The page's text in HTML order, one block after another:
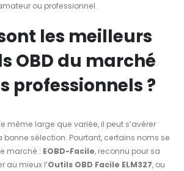
ou professionnel.
les meilleurs
OBD du marché
professionnels ?
même large que variée, il peut s’avérer
bonne sélection. Pourtant, certains noms se
marché : EOBD-Facile, reconnu pour sa
au mieux l’Outils OBD Facile ELM327, ou